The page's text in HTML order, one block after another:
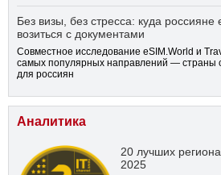
Без визы, без стресса: куда россияне
возиться с документами
Совместное исследование eSIM.World и
самых популярных направлений — страны
для россиян
Аналитика
20 лучших
2025